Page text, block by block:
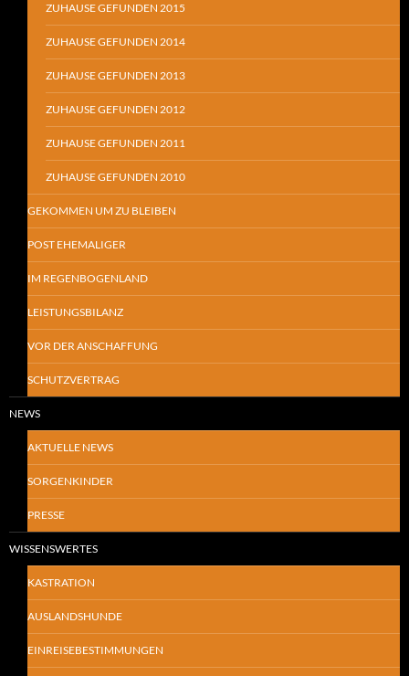
ZUHAUSE GEFUNDEN 2015
ZUHAUSE GEFUNDEN 2014
ZUHAUSE GEFUNDEN 2013
ZUHAUSE GEFUNDEN 2012
ZUHAUSE GEFUNDEN 2011
ZUHAUSE GEFUNDEN 2010
GEKOMMEN UM ZU BLEIBEN
POST EHEMALIGER
IM REGENBOGENLAND
LEISTUNGSBILANZ
VOR DER ANSCHAFFUNG
SCHUTZVERTRAG
NEWS
AKTUELLE NEWS
SORGENKINDER
PRESSE
WISSENSWERTES
KASTRATION
AUSLANDSHUNDE
EINREISEBESTIMMUNGEN